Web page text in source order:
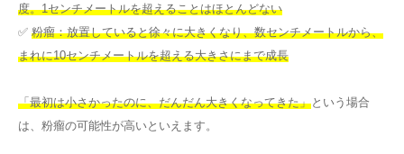
度。1センチメートルを超えることはほとんどない
✅ 粉瘤：放置していると徐々に大きくなり、数センチメートルから、
まれに10センチメートルを超える大きさにまで成長
「最初は小さかったのに、だんだん大きくなってきた」という場合
は、粉瘤の可能性が高いといえます。